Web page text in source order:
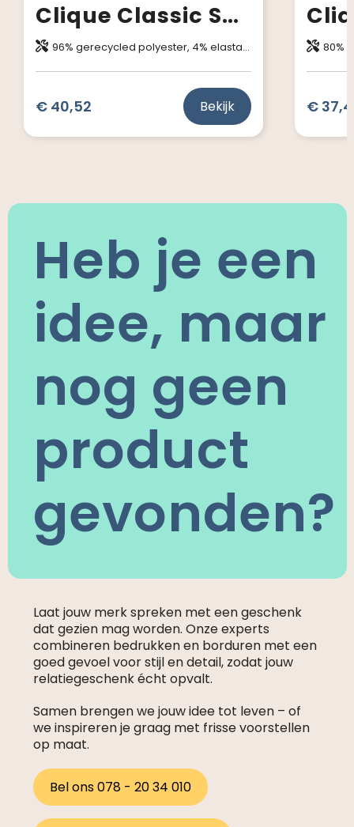
Clique Classic Softshell Jacket
96% gerecycled polyester, 4% elastaan. WP 6000mm. MVP 1000g/m2-24h.
€ 40,52 Bekijk
80% katoen,
€
Heb je een
idee, maar
nog geen
product
gevonden?
Laat jouw merk spreken met een geschenk
dat gezien mag worden. Onze experts
combineren bedrukken en borduren met een
goed gevoel voor stijl en detail, zodat jouw
relatiegeschenk écht opvalt.
Samen brengen we jouw idee tot leven – of
we inspireren je graag met frisse voorstellen
op maat.
Bel ons 078 - 20 34 010